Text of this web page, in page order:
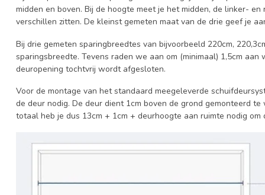
midden en boven. Bij de hoogte meet je het midden, de linker-
verschillen zitten. De kleinst gemeten maat van de drie geef je
Bij drie gemeten sparingbreedtes van bijvoorbeeld 220cm,
sparingsbreedte. Tevens raden we aan om (minimaal) 1,5cm
deuropening tochtvrij wordt afgesloten.
Voor de montage van het standaard meegeleverde
de deur nodig. De deur dient 1cm boven de grond gemonteerd
totaal heb je dus 13cm + 1cm + deurhoogte aan ruimte nodig